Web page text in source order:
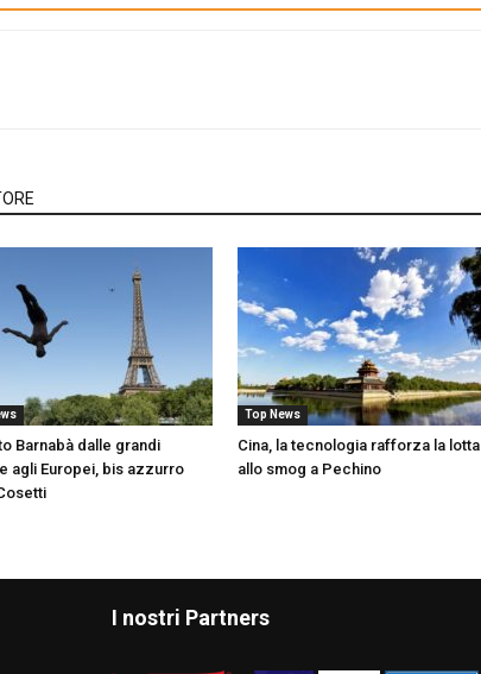
Barnabà dalle grandi
agli Europei, bis azzurro
Top News
Cina, la tecnologia rafforza la lotta
allo smog a Pechino
I nostri Partners